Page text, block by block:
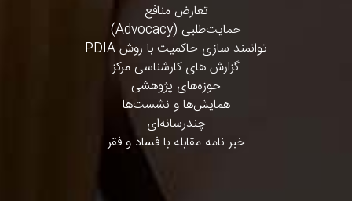
تعارض منافع
حمایت‌طلبی (Advocacy)
توانمند سازی حاکمیت با روش PDIA
گزارش های کارشناسی مرکز
حوزه‌های پژوهشی
همایش‌ها و نشست‌ها
چندرسانه‌ای
خبر نامه مقابله با فساد و فقر